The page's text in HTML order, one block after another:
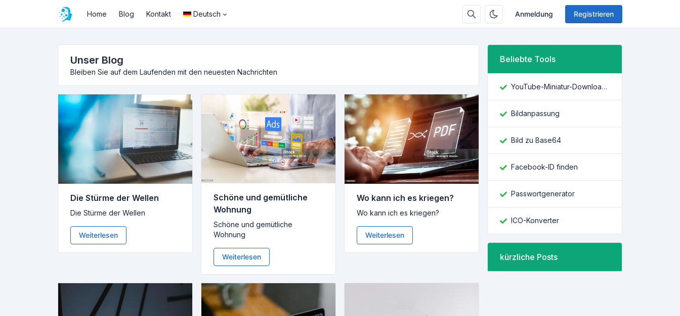
Anmeldung Registrieren
Home Blog Kontakt Deutsch
Unser Blog
Bleiben Sie auf dem Laufenden mit den neuesten Nachrichten
Die Stürme der Wellen
Die Stürme der Wellen
Weiterlesen
Schöne und gemütliche
Wohnung
Schöne und gemütliche
Wohnung
Weiterlesen
Wo kann ich es kriegen?
Wo kann ich es kriegen?
Weiterlesen
Beliebte Tools
YouTube-Miniatur-Downloader
Bildanpassung
Bild zu Base64
Facebook-ID finden
Passwortgenerator
ICO-Konverter
kürzliche Posts